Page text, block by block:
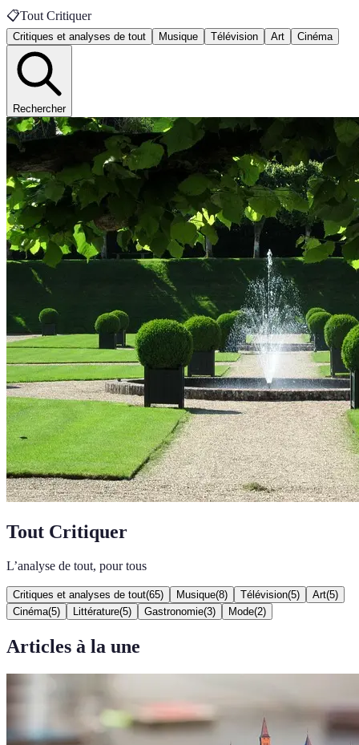
📋Tout Critiquer
Critiques et analyses de tout Musique Télévision Art Cinéma
Rechercher
Tout Critiquer
L’analyse de tout, pour tous
Critiques et analyses de tout(65) Musique(8) Télévision(5) Art(5)
Cinéma(5) Littérature(5) Gastronomie(3) Mode(2)
Articles à la une